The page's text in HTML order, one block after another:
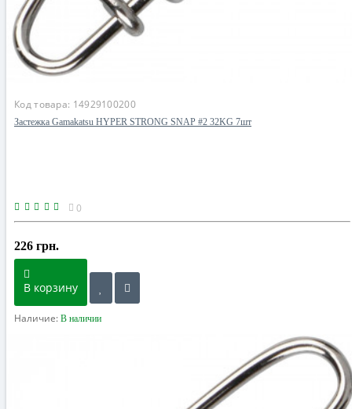
Код товара: 14929100200
Застежка Gamakatsu HYPER STRONG SNAP #2 32KG 7шт
0
226 грн.
В корзину
Наличие: В наличии